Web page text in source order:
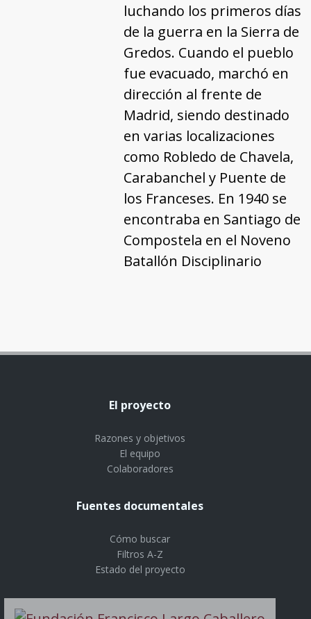
luchando los primeros días
de la guerra en la Sierra de
Gredos. Cuando el pueblo
fue evacuado, marchó en
dirección al frente de
Madrid, siendo destinado
en varias localizaciones
como Robledo de Chavela,
Carabanchel y Puente de
los Franceses. En 1940 se
encontraba en Santiago de
Compostela en el Noveno
Batallón Disciplinario
El proyecto
Razones y objetivos
El equipo
Colaboradores
Fuentes documentales
Cómo buscar
Filtros A-Z
Estado del proyecto